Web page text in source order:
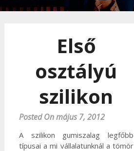
Első
osztályú
szilikon
Posted On május 7, 2012
A szilikon gumiszalag legfőbb
típusai a mi vállalatunknál a tömör